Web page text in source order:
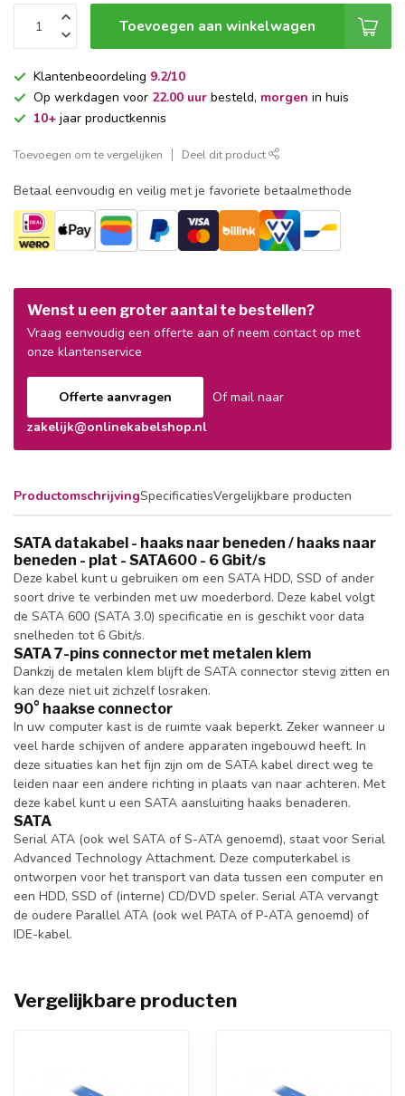
Toevoegen aan winkelwagen
Klantenbeoordeling 9.2/10
Op werkdagen voor 22.00 uur besteld, morgen in huis
10+ jaar productkennis
Toevoegen om te vergelijken Deel dit product
Betaal eenvoudig en veilig met je favoriete betaalmethode
Wenst u een groter aantal te bestellen?
Vraag eenvoudig een offerte aan of neem contact op met
onze klantenservice
Offerte aanvragen
Of mail naar
zakelijk@onlinekabelshop.nl
ProductomschrijvingSpecificatiesVergelijkbare producten
SATA datakabel - haaks naar beneden / haaks naar
beneden - plat - SATA600 - 6 Gbit/s
Deze kabel kunt u gebruiken om een SATA HDD, SSD of ander
soort drive te verbinden met uw moederbord. Deze kabel volgt
de SATA 600 (SATA 3.0) specificatie en is geschikt voor data
snelheden tot 6 Gbit/s.
SATA 7-pins connector met metalen klem
Dankzij de metalen klem blijft de SATA connector stevig zitten en
kan deze niet uit zichzelf losraken.
90° haakse connector
In uw computer kast is de ruimte vaak beperkt. Zeker wanneer u
veel harde schijven of andere apparaten ingebouwd heeft. In
deze situaties kan het fijn zijn om de SATA kabel direct weg te
leiden naar een andere richting in plaats van naar achteren. Met
deze kabel kunt u een SATA aansluiting haaks benaderen.
SATA
Serial ATA (ook wel SATA of S-ATA genoemd), staat voor Serial
Advanced Technology Attachment. Deze computerkabel is
ontworpen voor het transport van data tussen een computer en
een HDD, SSD of (interne) CD/DVD speler. Serial ATA vervangt
de oudere Parallel ATA (ook wel PATA of P-ATA genoemd) of
IDE-kabel.
Vergelijkbare producten